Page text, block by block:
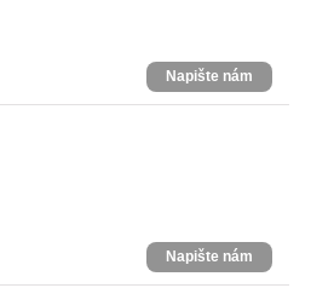
Napište nám
Napište nám